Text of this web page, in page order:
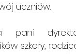
uczniów.
pani
szkoły,